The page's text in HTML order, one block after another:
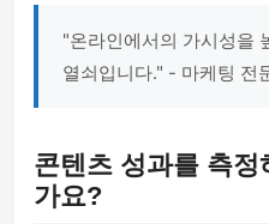
"온라인에서의 가시성을
열쇠입니다." - 마케팅 전
콘텐츠 성과를 측
가요?